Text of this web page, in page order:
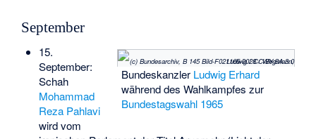
September
(c) Bundesarchiv, B 145 Bild-F021165-0028 / Wegmann, Ludwig / CC-BY-SA 3.0
Bundeskanzler Ludwig Erhard
während des Wahlkampfes zur
Bundestagswahl 1965
15.
September:
Schah
Mohammad
Reza Pahlavi
wird vom